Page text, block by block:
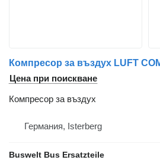
Цена при поискване
Компресор за въздух
Германия, Isterberg
Buswelt Bus Ersatzteile